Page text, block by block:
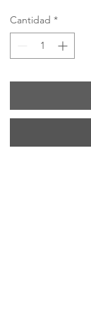
Cantidad *